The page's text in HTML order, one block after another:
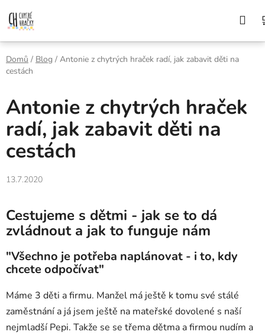
na
obsah
Z DŮVODU DOVOLENÉ BUDEME VAŠE
OBJEDNÁVKY ODESÍLAT AŽ 10. 8. DĚKUJEME
ZA POCHOPENÍ A PŘEJEME KRÁSNÉ LÉTO🌞
Domů / Blog / Antonie z chytrých hraček radí, jak zabavit děti na
cestách
Antonie z chytrých hraček
radí, jak zabavit děti na
cestách
13.7.2020
Cestujeme s dětmi - jak se to dá
zvládnout a jak to funguje nám
"Všechno je potřeba naplánovat - i to, kdy
chcete odpočívat"
Máme 3 děti a firmu. Manžel má ještě k tomu své stálé
zaměstnání a já jsem ještě na mateřské dovolené s naší
nejmladší Pepi. Takže se se třema dětma a firmou nudím a